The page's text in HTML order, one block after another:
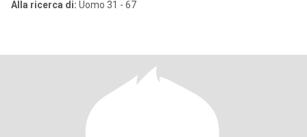
Alla ricerca di: Uomo 31 - 67